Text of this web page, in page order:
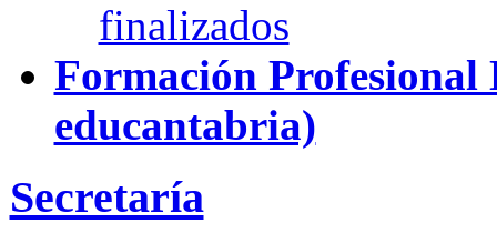
finalizados
Formación Profesional
educantabria)
Secretaría